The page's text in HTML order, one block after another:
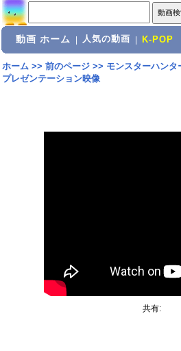
動画 ホーム 人気の動画 K-POP
ホーム>> 前のページ>> モンスターハン
プレゼンテーション映像
共有: